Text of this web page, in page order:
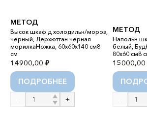
МЕТОД
Высок шкаф д холодильн/мороз,
черный, Лерхюттан черная
морилкаНожка, 60x60x140 см8
см
14900,00 ₽
ПОДРОБНЕЕ
Количество
товара
МЕТОД
Напольн
белый,
80x60 см8
15000,00
Количество
товара